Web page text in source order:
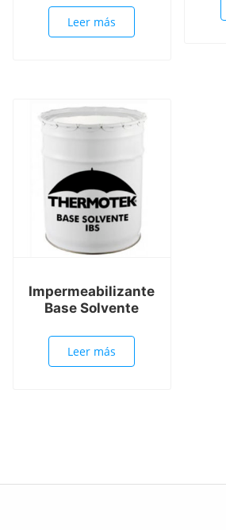
Leer más
Impermeabilizante
Base Solvente
Leer más